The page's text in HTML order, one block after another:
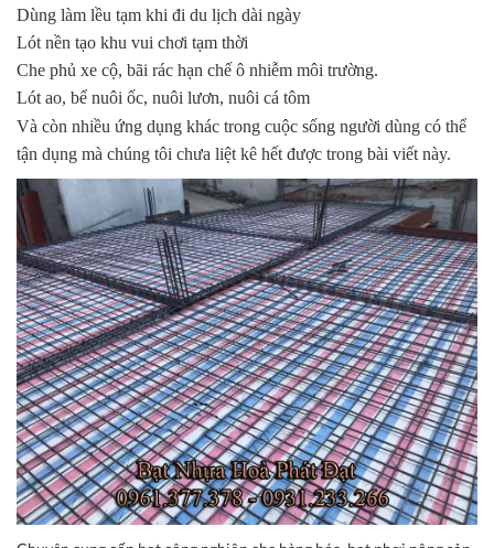
Dùng làm lều tạm khi đi du lịch dài ngày
Lót nền tạo khu vui chơi tạm thời
Che phủ xe cộ, bãi rác hạn chế ô nhiễm môi trường.
Lót ao, bể nuôi ốc, nuôi lươn, nuôi cá tôm
Và còn nhiều ứng dụng khác trong cuộc sống người dùng có thể
tận dụng mà chúng tôi chưa liệt kê hết được trong bài viết này.